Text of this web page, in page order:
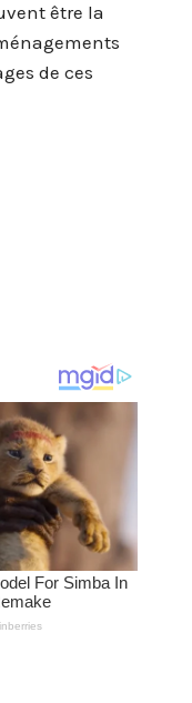
être la
de ces